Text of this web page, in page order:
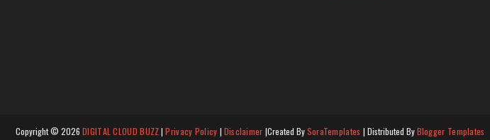
Copyright © 2026 DIGITAL CLOUD BUZZ|Privacy Policy | Disclaimer |Created BySoraTemplates | Distributed ByBlogger Templates